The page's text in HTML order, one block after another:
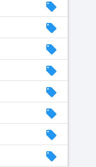
local_offer
local_offer
local_offer
local_offer
local_offer
local_offer
local_offer
local_offer